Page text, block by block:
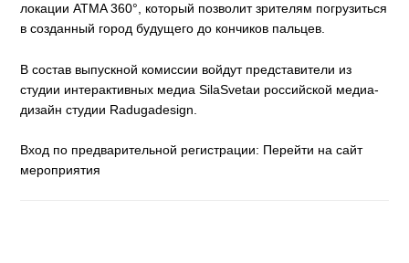
локации ATMA 360°, который позволит зрителям погрузиться
в созданный город будущего до кончиков пальцев.
В состав выпускной комиссии войдут представители из
студии интерактивных медиа SilaSvetaи российской медиа-
дизайн студии Radugadesign.
Вход по предварительной регистрации: Перейти на сайт
мероприятия